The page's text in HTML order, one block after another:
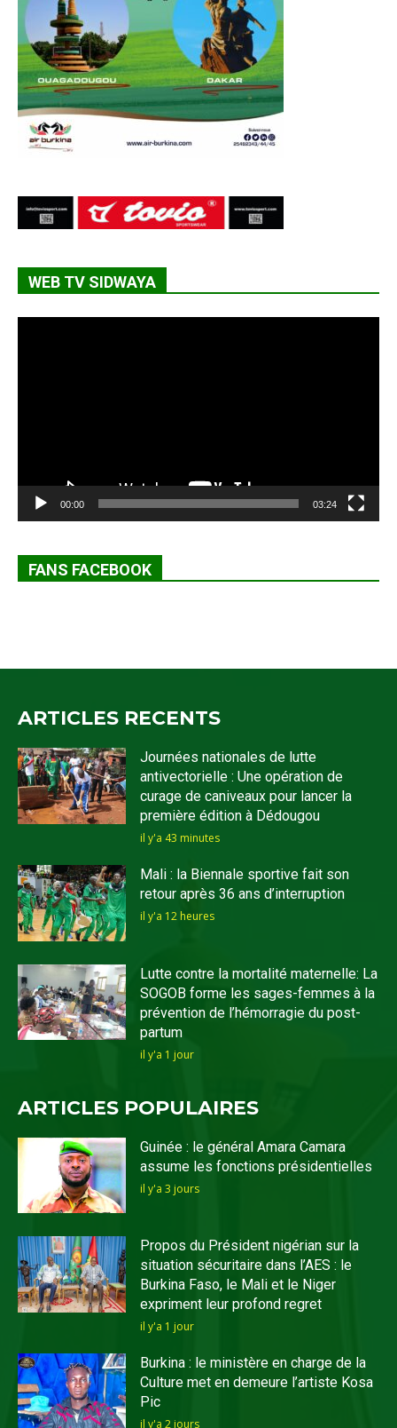
WEB TV SIDWAYA
00:00 03:24
FANS FACEBOOK
ARTICLES RECENTS
Journées nationales de lutte
antivectorielle : Une opération de
curage de caniveaux pour lancer la
première édition à Dédougou
il y'a 43 minutes
Mali : la Biennale sportive fait son
retour après 36 ans d’interruption
il y'a 12 heures
Lutte contre la mortalité maternelle: La
SOGOB forme les sages-femmes à la
prévention de l’hémorragie du post-
partum
il y'a 1 jour
ARTICLES POPULAIRES
Guinée : le général Amara Camara
assume les fonctions présidentielles
il y'a 3 jours
Propos du Président nigérian sur la
situation sécuritaire dans l’AES : le
Burkina Faso, le Mali et le Niger
expriment leur profond regret
il y'a 1 jour
Burkina : le ministère en charge de la
Culture met en demeure l’artiste Kosa
Pic
il y'a 2 jours